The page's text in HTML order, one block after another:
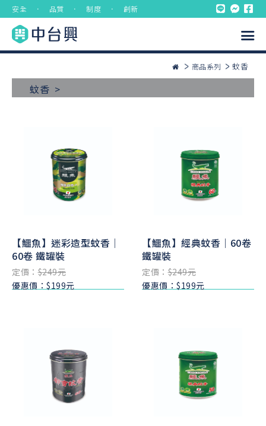
安全 ． 品質 ． 制度 ． 創新
商品系列 蚊香
蚊香 >
【鱷魚】迷彩造型蚊香｜
60卷 鐵罐裝
定價：$249元
優惠價：$199元
【鱷魚】經典蚊香｜60卷
鐵罐裝
定價：$249元
優惠價：$199元